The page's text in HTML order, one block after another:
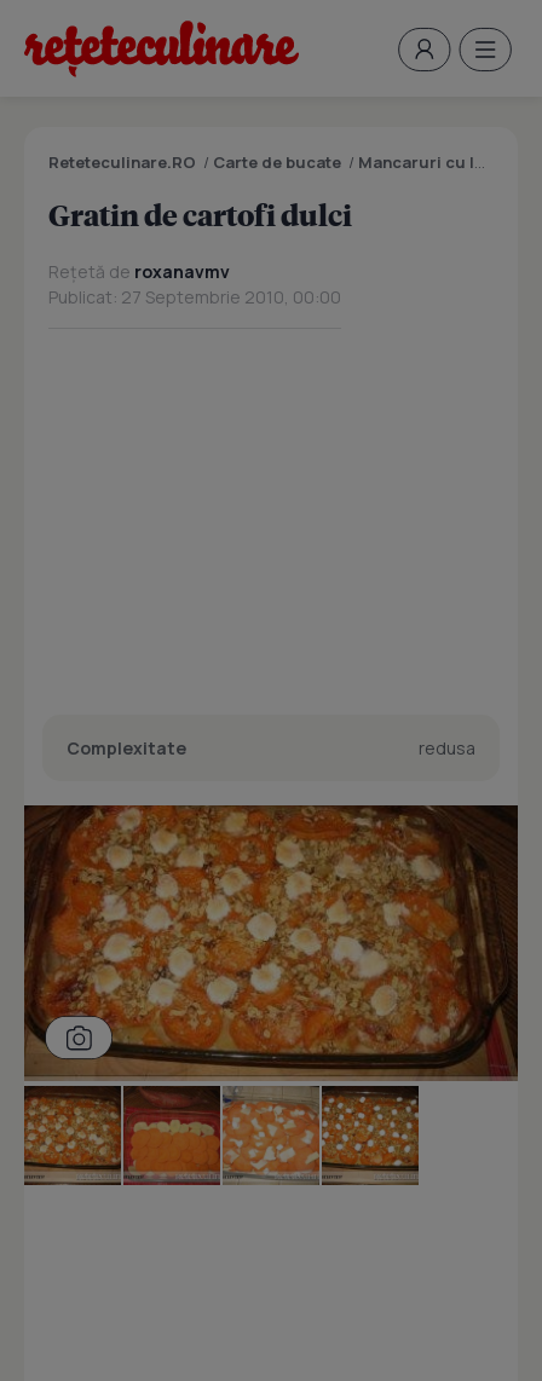
Reteteculinare.RO / Carte de bucate / Mancaruri cu legume si zarzavaturi
Gratin de cartofi dulci
Rețetă de roxanavmv
Publicat: 27 Septembrie 2010, 00:00
Complexitate redusa